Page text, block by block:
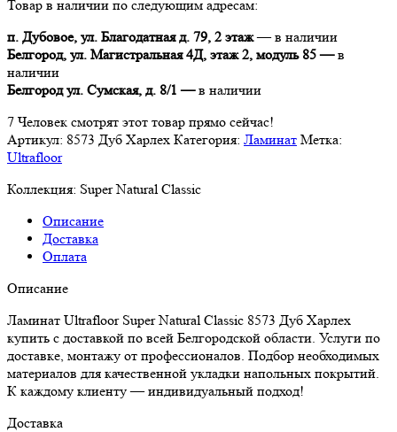
Ultrafloor
Natural
Classic
8573
Дуб
Товар в наличии по следующим адресам:
п. Дубовое, ул. Благодатная д. 79, 2 этаж— в наличии
Белгород, ул. Магистральная 4Д, этаж 2, модуль 85 —в
наличии
Белгород ул. Сумская, д. 8/1 —в наличии
7 Человек смотрят этот товар прямо сейчас!
Артикул: 8573 Дуб Харлех Категория: Ламинат Метка:
Ultrafloor
Коллекция: Super Natural Classic
Описание
Доставка
Оплата
Описание
Ламинат Ultrafloor Super Natural Classic 8573 Дуб Харлех
купить с доставкой по всей Белгородской области. Услуги по
доставке, монтажу от профессионалов. Подбор необходимых
материалов для качественной укладки напольных покрытий.
К каждому клиенту — индивидуальный подход!
Доставка